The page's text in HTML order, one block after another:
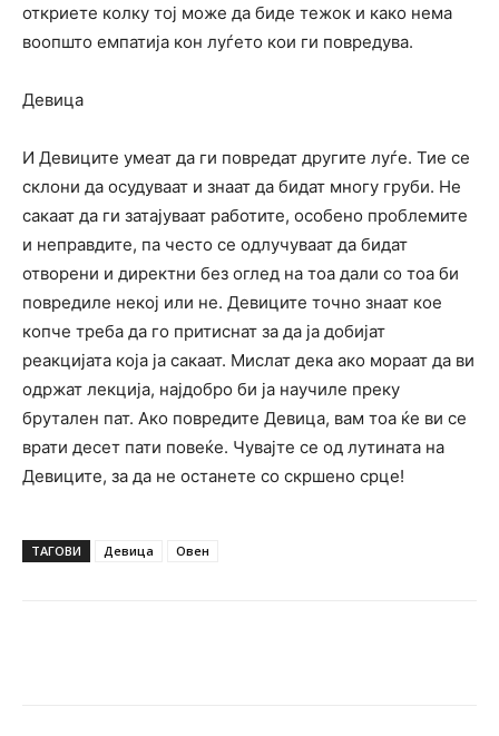
откриете колку тој може да биде тежок и како нема
воопшто емпатија кон луѓето кои ги повредува.
Девица
И Девиците умеат да ги повредат другите луѓе. Тие се
склони да осудуваат и знаат да бидат многу груби. Не
сакаат да ги затајуваат работите, особено проблемите
и неправдите, па често се одлучуваат да бидат
отворени и директни без оглед на тоа дали со тоа би
повредиле некој или не. Девиците точно знаат кое
копче треба да го притиснат за да ја добијат
реакцијата која ја сакаат. Мислат дека ако мораат да ви
одржат лекција, најдобро би ја научиле преку
брутален пат. Ако повредите Девица, вам тоа ќе ви се
врати десет пати повеќе. Чувајте се од лутината на
Девиците, за да не останете со скршено срце!
ТАГОВИ Девица Овен